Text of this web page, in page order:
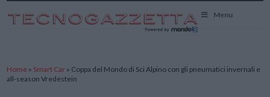
Menu
Home » Smart Car » Coppa del Mondo di Sci Alpino con gli pneumatici invernali e
all-season Vredestein